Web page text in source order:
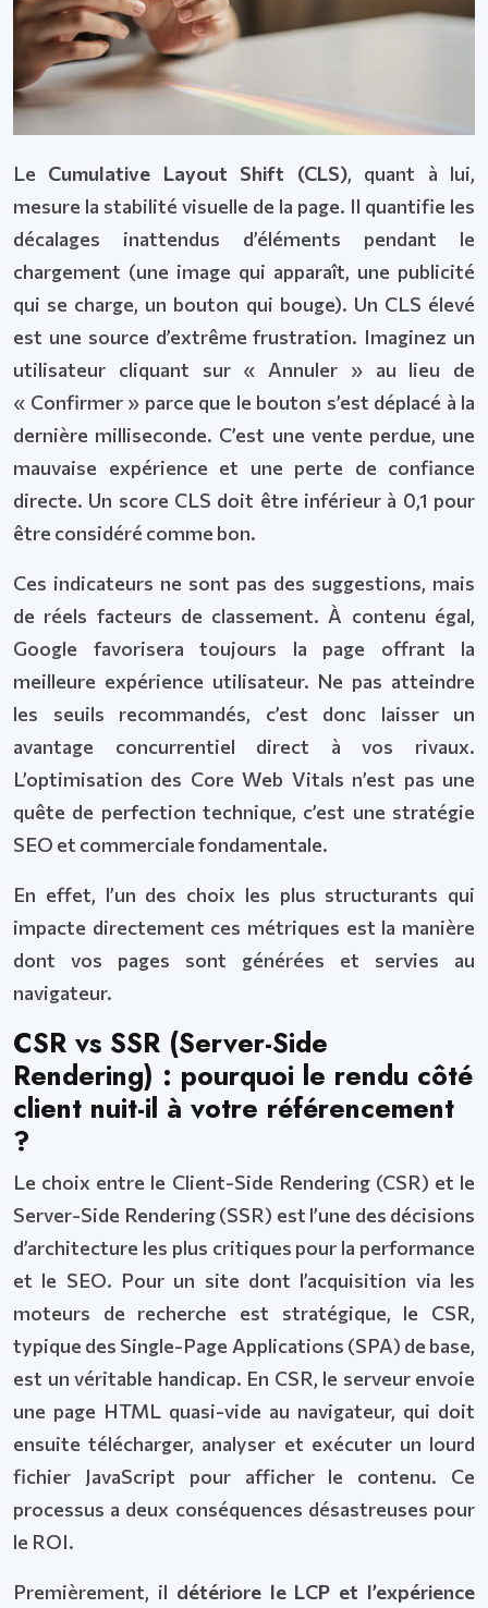
Le Cumulative Layout Shift (CLS), quant à lui,
mesure la stabilité visuelle de la page. Il quantifie les
décalages inattendus d’éléments pendant le
chargement (une image qui apparaît, une publicité
qui se charge, un bouton qui bouge). Un CLS élevé
est une source d’extrême frustration. Imaginez un
utilisateur cliquant sur « Annuler » au lieu de
« Confirmer » parce que le bouton s’est déplacé à la
dernière milliseconde. C’est une vente perdue, une
mauvaise expérience et une perte de confiance
directe. Un score CLS doit être inférieur à 0,1 pour
être considéré comme bon.
Ces indicateurs ne sont pas des suggestions, mais
de réels facteurs de classement. À contenu égal,
Google favorisera toujours la page offrant la
meilleure expérience utilisateur. Ne pas atteindre
les seuils recommandés, c’est donc laisser un
avantage concurrentiel direct à vos rivaux.
L’optimisation des Core Web Vitals n’est pas une
quête de perfection technique, c’est une stratégie
SEO et commerciale fondamentale.
En effet, l’un des choix les plus structurants qui
impacte directement ces métriques est la manière
dont vos pages sont générées et servies au
navigateur.
CSR vs SSR (Server-Side
Rendering) : pourquoi le rendu côté
client nuit-il à votre référencement
?
Le choix entre le Client-Side Rendering (CSR) et le
Server-Side Rendering (SSR) est l’une des décisions
d’architecture les plus critiques pour la performance
et le SEO. Pour un site dont l’acquisition via les
moteurs de recherche est stratégique, le CSR,
typique des Single-Page Applications (SPA) de base,
est un véritable handicap. En CSR, le serveur envoie
une page HTML quasi-vide au navigateur, qui doit
ensuite télécharger, analyser et exécuter un lourd
fichier JavaScript pour afficher le contenu. Ce
processus a deux conséquences désastreuses pour
le ROI.
Premièrement, il détériore le LCP et l’expérience